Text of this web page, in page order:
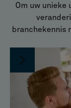
Om uw unieke
branchekennis